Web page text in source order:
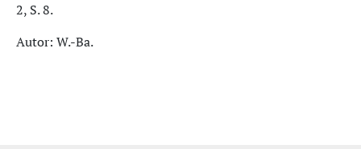
2, S. 8.
Autor: W.-Ba.